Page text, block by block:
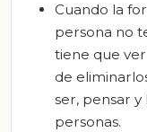
Cuando la
persona no
tiene que
de
ser, pensar y
personas.